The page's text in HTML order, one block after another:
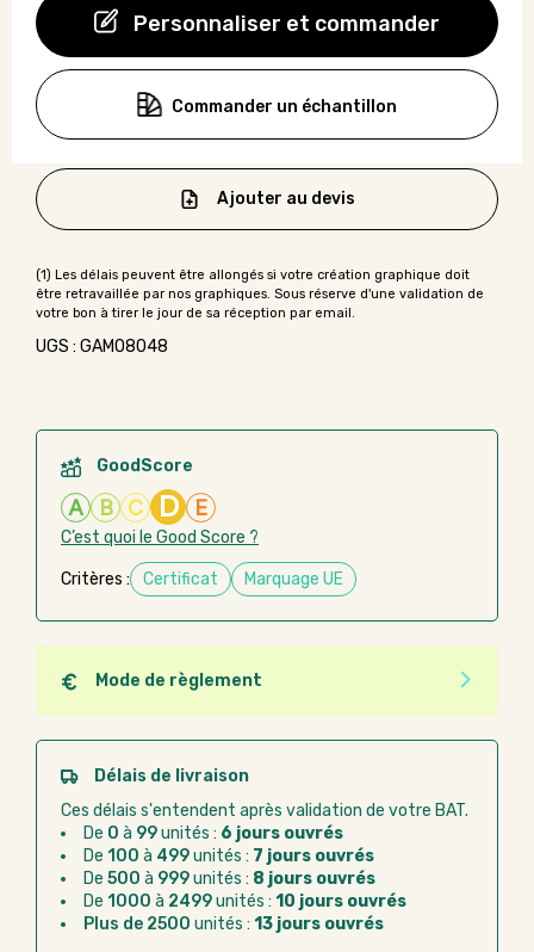
Personnaliser et commander
Commander un échantillon
Ajouter au devis
UGS : GAMO8048
GoodScore
A B C D E
C’est quoi le Good Score ?
Critères : Certificat Marquage UE
Mode de règlement
Quel que soit le mode de règlement, vous pouvez
passer commande en ligne sur Good Act.
Paiement CB :paiement sécurisé par carte
Virement bancaire :règlement sur facture
après la commande
Chorus Pro :règlement par mandat
administratif après la commande
Délais de livraison
Ces délais s'entendent après validation de votre BAT.
De 0 à 99unités : 6 jours ouvrés
De 100 à 499unités : 7 jours ouvrés
De 500 à 999unités : 8 jours ouvrés
De 1000 à 2499unités : 10 jours ouvrés
Plus de 2500 unités : 13 jours ouvrés